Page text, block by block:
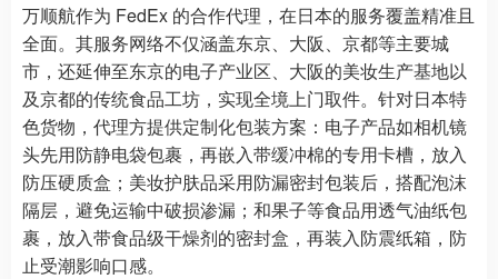
万顺航作为 FedEx 的合作代理，在日本的服务覆盖精准且
全面。其服务网络不仅涵盖东京、大阪、京都等主要城
市，还延伸至东京的电子产业区、大阪的美妆生产基地以
及京都的传统食品工坊，实现全境上门取件。针对日本特
色货物，代理方提供定制化包装方案：电子产品如相机镜
头先用防静电袋包裹，再嵌入带缓冲棉的专用卡槽，放入
防压硬质盒；美妆护肤品采用防漏密封包装后，搭配泡沫
隔层，避免运输中破损渗漏；和果子等食品用透气油纸包
裹，放入带食品级干燥剂的密封盒，再装入防震纸箱，防
止受潮影响口感。